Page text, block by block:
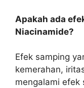
Apakah ada
Niacinamide?
Efek samping
kemerahan,
mengalami efek